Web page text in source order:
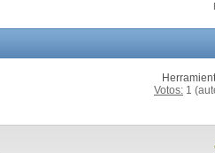
Votos: 1